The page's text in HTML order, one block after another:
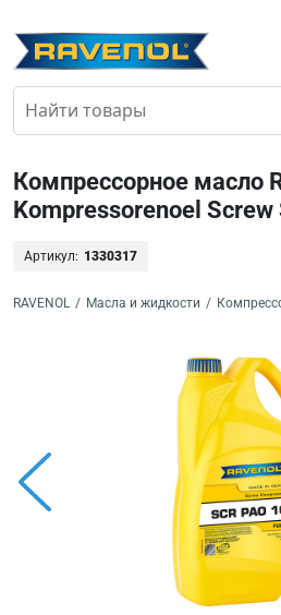
Компрессорное масло
Kompressorenoel Screw
Артикул: 1330317
RAVENOL / Масла и жидкости /